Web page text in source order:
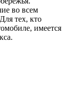
во всем
тех, кто
имеется